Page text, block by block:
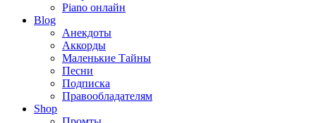
Piano онлайн
Blog
Анекдоты
Аккорды
Маленькие Тайны
Песни
Подписка
Правообладателям
Shop